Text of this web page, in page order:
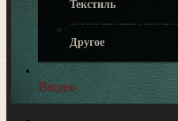
Текстиль
Другое
Видео